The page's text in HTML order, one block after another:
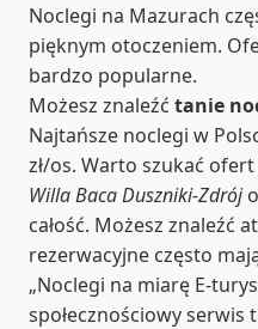
Noclegi na Mazurach
pięknym otoczeniem.
bardzo popularne.
Możesz znaleźć tanie
Najtańsze noclegi w
zł/os. Warto szukać
Willa Baca Duszniki-Zdrój
całość. Możesz znaleźć
rezerwacyjne często
„Noclegi na miarę E-
społecznościowy